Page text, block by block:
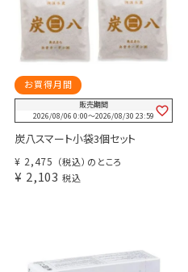
お買得月間
販売期間
2026/08/06 0:00〜2026/08/30 23:59
炭八スマート小袋3個セット
¥ 2,475 （税込）のところ
¥ 2,103 税込